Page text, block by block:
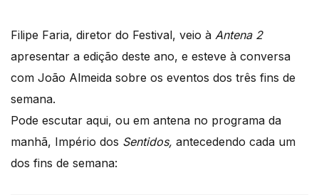
Filipe Faria, diretor do Festival, veio à Antena 2
apresentar a edição deste ano, e esteve à conversa
com João Almeida sobre os eventos dos três fins de
semana.
Pode escutar aqui, ou em antena no programa da
manhã, Império dos Sentidos, antecedendo cada um
dos fins de semana: